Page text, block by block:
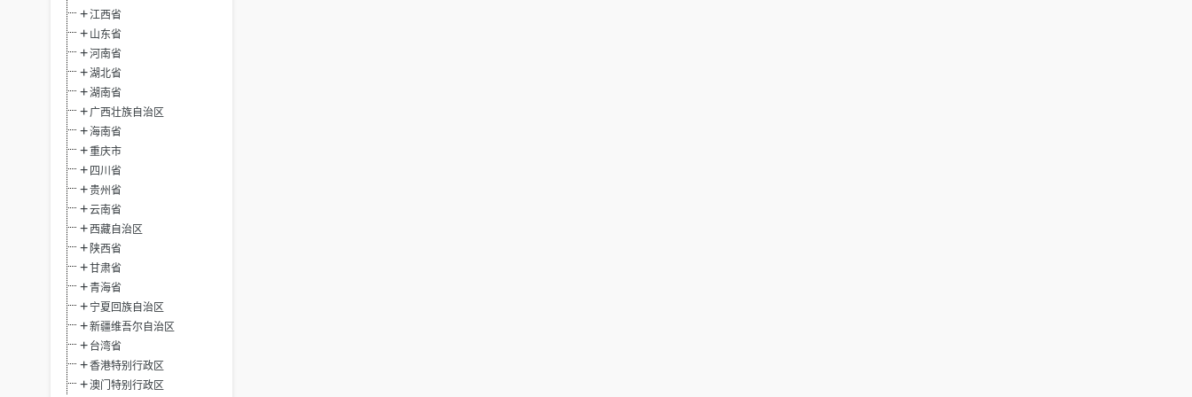
江西省
山东省
河南省
湖北省
湖南省
广西壮族自治区
海南省
重庆市
四川省
贵州省
云南省
西藏自治区
陕西省
甘肃省
青海省
宁夏回族自治区
新疆维吾尔自治区
台湾省
香港特别行政区
澳门特别行政区